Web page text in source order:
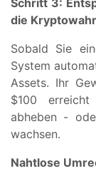
Schritt 3:
die
Sobald Sie
System
Assets. Ihr
$100
abheben -
wachsen.
Nahtlose